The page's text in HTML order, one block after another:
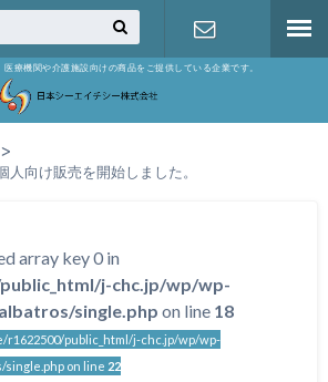
医療機関や介護施設向けの商品をご提供している企業です。
人向け販売を開始しました。
array key 0 in
j-chc.jp/wp/wp-
single.php on line 18
r1622500/public_html/j-chc.jp/wp/wp-
on line 22